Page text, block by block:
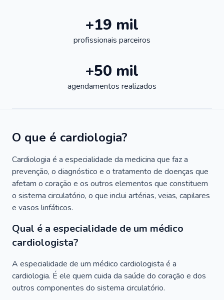
+19 mil
profissionais parceiros
+50 mil
agendamentos realizados
O que é cardiologia?
Cardiologia é a especialidade da medicina que faz a
prevenção, o diagnóstico e o tratamento de doenças que
afetam o coração e os outros elementos que constituem
o sistema circulatório, o que inclui artérias, veias, capilares
e vasos linfáticos.
Qual é a especialidade de um médico
cardiologista?
A especialidade de um médico cardiologista é a
cardiologia. É ele quem cuida da saúde do coração e dos
outros componentes do sistema circulatório.